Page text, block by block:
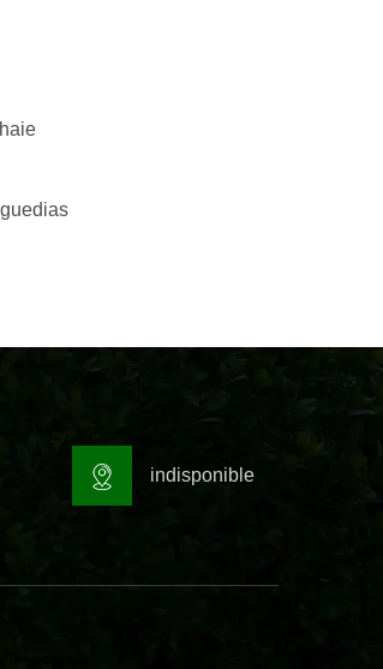
indisponible